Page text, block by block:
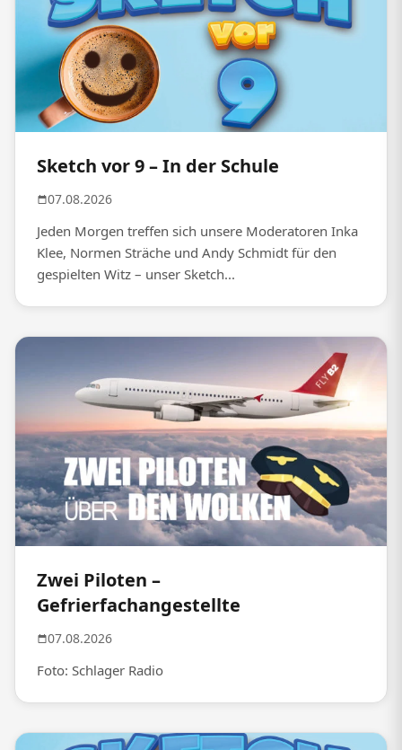
Sketch vor 9 – In der Schule
07.08.2026
Jeden Morgen treffen sich unsere Moderatoren Inka
Klee, Normen Sträche und Andy Schmidt für den
gespielten Witz – unser Sketch...
Zwei Piloten –
Gefrierfachangestellte
07.08.2026
Foto: Schlager Radio